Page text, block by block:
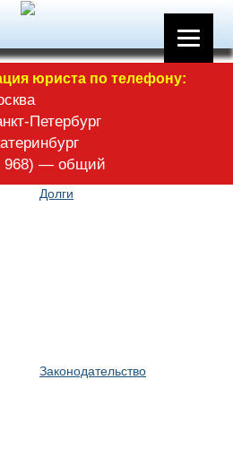
юриста по телефону:
Петербург
968) — общий
Арбитражное управление
Долги
Законодательство